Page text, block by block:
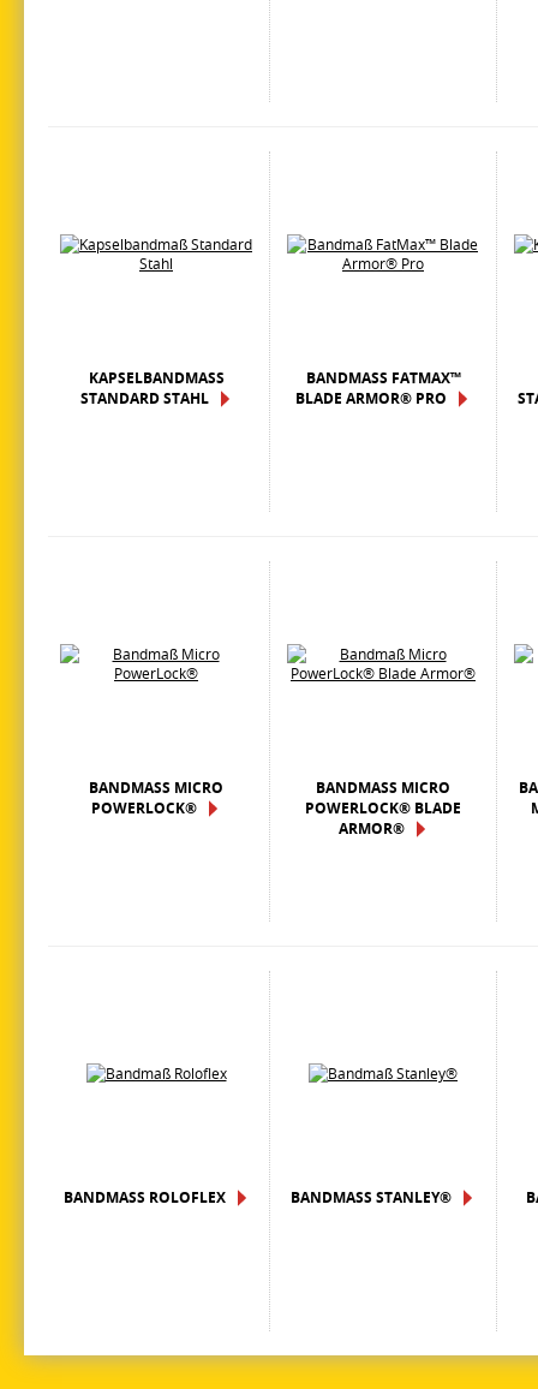
KAPSELBANDMASS S
TANDARD STAHL
BANDMASS FATMAX™ B
LADE ARMOR® PRO
BANDMASS MICRO P
OWERLOCK®
BANDMASS MICRO P
OWERLOCK® BLADE A
RMOR®
BANDMASS ROLOFLEX BANDMASS STANLEY®